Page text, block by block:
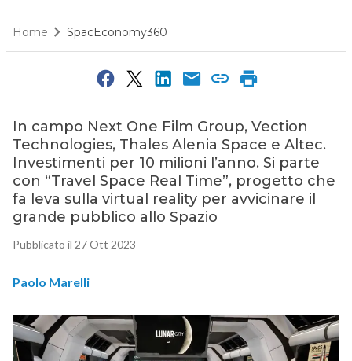
Home SpacEconomy360
In campo Next One Film Group, Vection
Technologies, Thales Alenia Space e Altec.
Investimenti per 10 milioni l’anno. Si parte
con “Travel Space Real Time”, progetto che
fa leva sulla virtual reality per avvicinare il
grande pubblico allo Spazio
Pubblicato il 27 Ott 2023
Paolo Marelli